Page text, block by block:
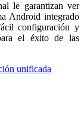
le garantizan ver
Android integrado
configuración y
el éxito de las